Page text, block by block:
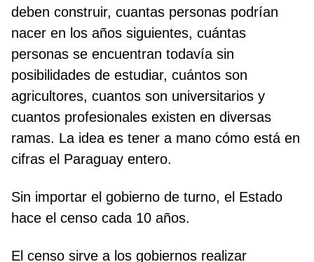
deben construir, cuantas personas podrían
nacer en los años siguientes, cuántas
personas se encuentran todavía sin
posibilidades de estudiar, cuántos son
agricultores, cuantos son universitarios y
cuantos profesionales existen en diversas
ramas. La idea es tener a mano cómo está en
cifras el Paraguay entero.
Sin importar el gobierno de turno, el Estado
hace el censo cada 10 años.
El censo sirve a los gobiernos realizar